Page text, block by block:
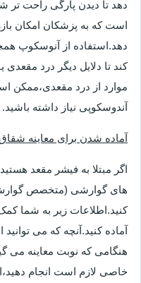
دهد تا دیدن پارگی راحت تر
است که به پزشکان امکان
دهد.استفاده از آنوسکوپ
کند تا دلایل دیگر درد مقعدی
موارد از درد مقعدی،ممکن
آندوسکوپی نیاز داشته باشید.
آماده شدن برای معاینه
اگر مبتلا به فیشر مقعد
های گوارشی (متخصص
کنید.اطلاعات زیر به شما
آماده کنید.آنچه که می توانید
هنگامی که نوبت معاینه می
خاصی لازم است انجام